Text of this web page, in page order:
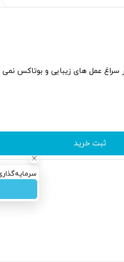
سراغ عمل های زیبایی و بوتاکس نمی
ثبت خرید